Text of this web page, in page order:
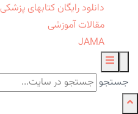
دانلود رایگان کتابهای پزشکی
مقالات آموزشی
JAMA
جستجو